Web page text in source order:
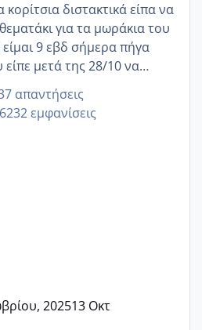
διστακτικά είπα να
για τα μωράκια του
είπε μετά της 28/10 να
για την αυχενική είναι
να γεννάει Μάιο ;;
απαντήσεις
εμφανίσεις
202513 Οκτ